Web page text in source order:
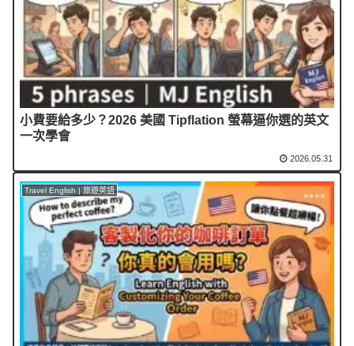
小費要給多少？2026 美國 Tipflation 螢幕逼你選的英文
一次學會
2026.05.31
Travel English | 旅遊英語